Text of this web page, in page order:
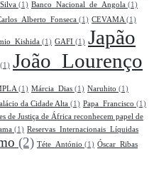
(1) Banco_Nacional_de_Angola (1)
(1) CEVAMA(1)
(1) GAFI (1) Japão
(1) João_Lourenço
(1) Márcia_Dias (1) Naruhito (1)
da Cidade Alta (1) Papa_Francisco (1)
de Justiça de África reconhecem papel de
(1) Reservas_Internacionais_Líquidas
(2) Téte_António (1) Óscar_Ribas